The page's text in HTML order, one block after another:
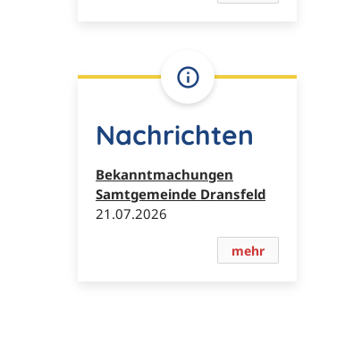
Nachrichten
Bekanntmachungen
Samtgemeinde Dransfeld
21.​07.​2026
mehr